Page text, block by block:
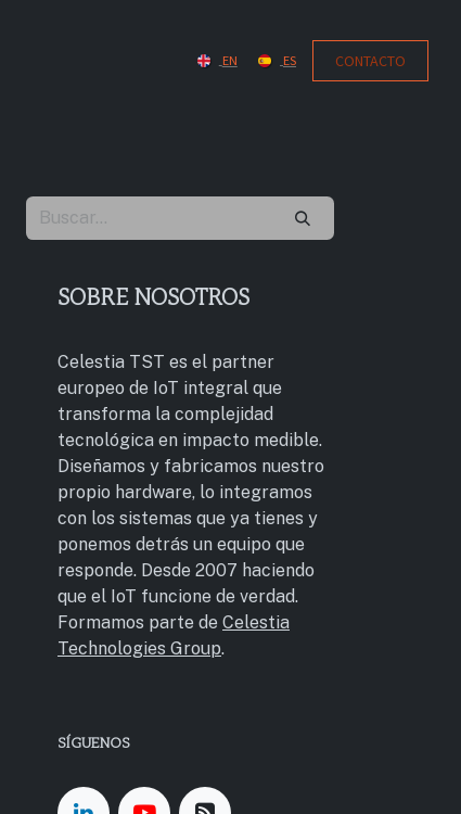
EN ES CONTACT​​​​O
SOBRE NOSOTROS
Celestia TST es el partner
europeo de IoT integral que
transforma la complejidad
tecnológica en impacto medible.
Diseñamos y fabricamos nuestro
propio hardware, lo integramos
con los sistemas que ya tienes y
ponemos detrás un equipo que
responde. Desde 2007 haciendo
que el IoT funcione de verdad.
Formamos parte de Celestia
Technologies Group.
SÍGUENOS